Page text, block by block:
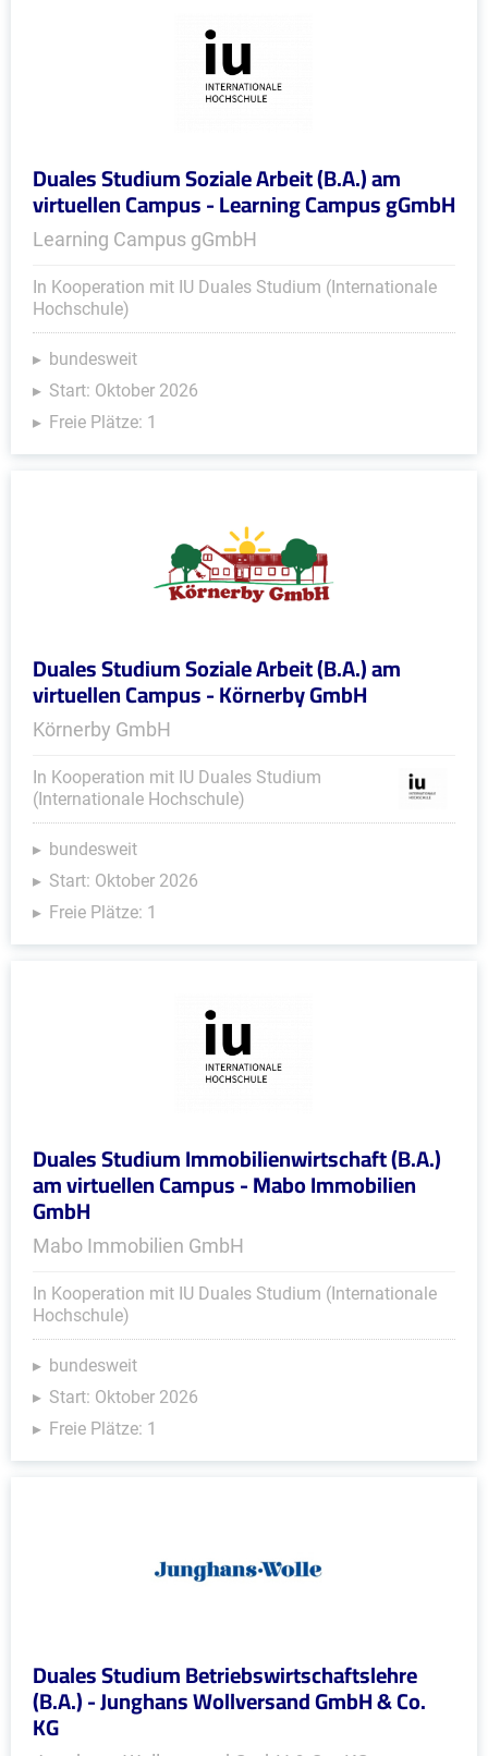
Duales Studium Soziale Arbeit (B.A.) am
virtuellen Campus - Learning Campus gGmbH
Learning Campus gGmbH
In Kooperation mit IU Duales Studium (Internationale
Hochschule)
bundesweit
Start: Oktober 2026
Freie Plätze: 1
Duales Studium Soziale Arbeit (B.A.) am
virtuellen Campus - Körnerby GmbH
Körnerby GmbH
In Kooperation mit IU Duales Studium
(Internationale Hochschule)
bundesweit
Start: Oktober 2026
Freie Plätze: 1
Duales Studium Immobilienwirtschaft (B.A.)
am virtuellen Campus - Mabo Immobilien
GmbH
Mabo Immobilien GmbH
In Kooperation mit IU Duales Studium (Internationale
Hochschule)
bundesweit
Start: Oktober 2026
Freie Plätze: 1
Duales Studium Betriebswirtschaftslehre
(B.A.) - Junghans Wollversand GmbH & Co.
KG